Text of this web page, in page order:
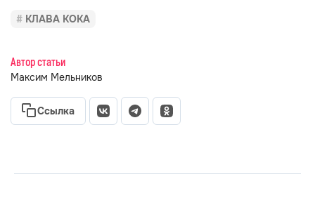
КЛАВА КОКА
Автор статьи
Максим Мельников
Ссылка